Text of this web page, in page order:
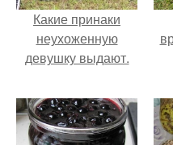
Какие принаки
неухоженную
девушку выдают.